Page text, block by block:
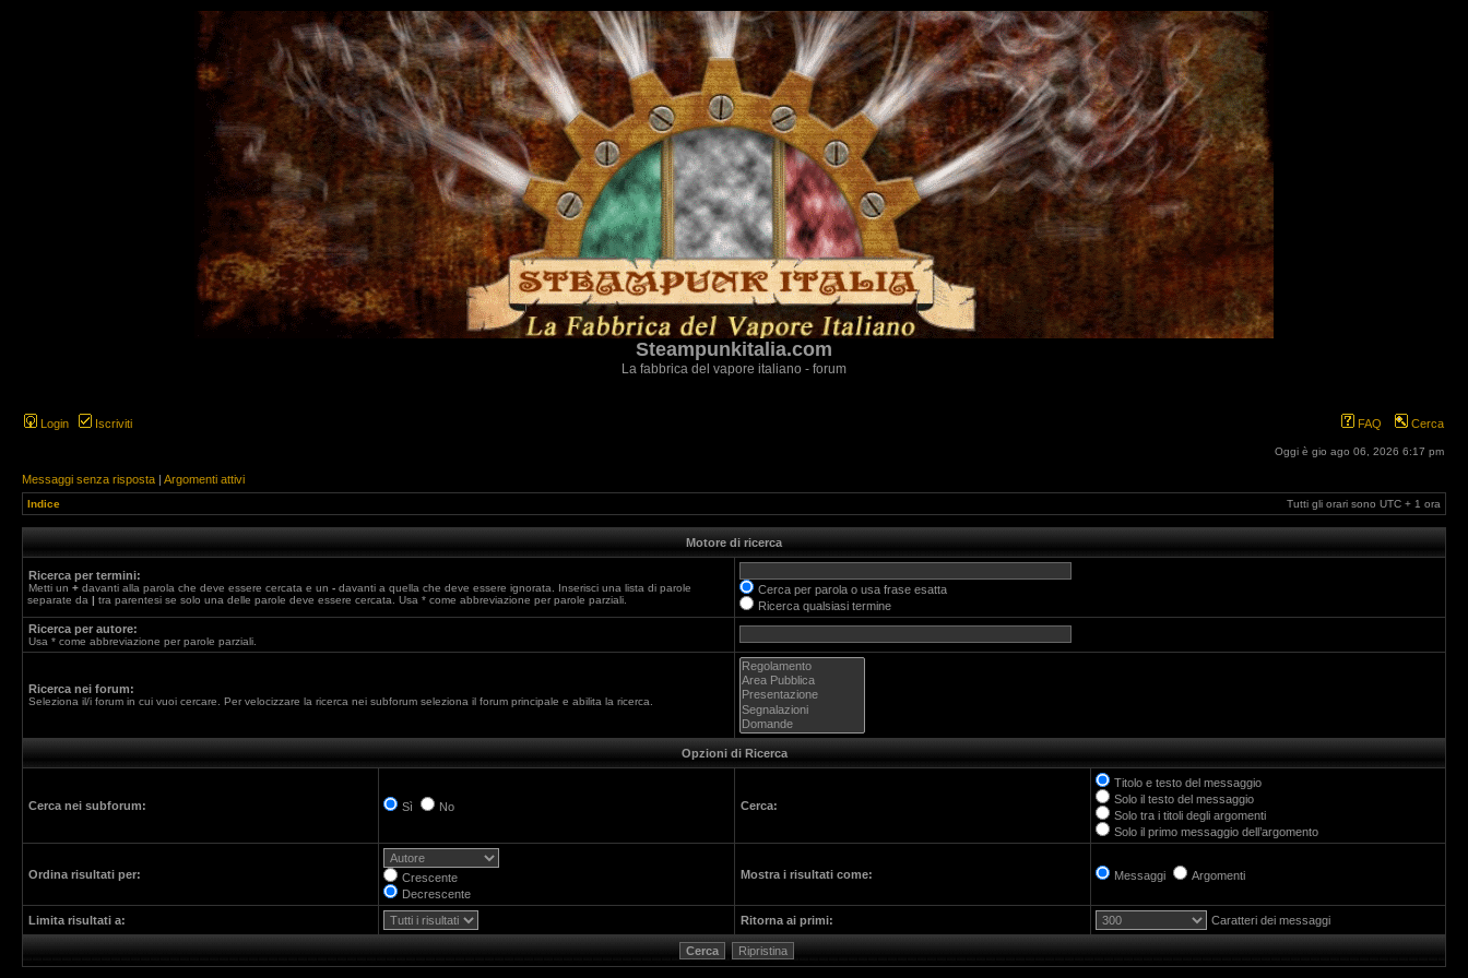
Steampunkitalia.com
La fabbrica del vapore italiano - forum
Login Iscriviti FAQ Cerca
Oggi è gio ago 06, 2026 6:17 pm
Messaggi senza risposta | Argomenti attivi
Indice Tutti gli orari sono UTC + 1 ora
Motore di ricerca
Ricerca per termini:
Metti un + davanti alla parola che deve essere cercata e un - davanti a quella che deve essere ignorata. Inserisci una lista di parole
separate da | tra parentesi se solo una delle parole deve essere cercata. Usa * come abbreviazione per parole parziali.
Cerca per parola o usa frase esatta
Ricerca qualsiasi termine
Ricerca per autore:
Usa * come abbreviazione per parole parziali.
Ricerca nei forum:
Seleziona il/i forum in cui vuoi cercare. Per velocizzare la ricerca nei subforum seleziona il forum principale e abilita la ricerca.
Opzioni di Ricerca
Cerca nei subforum: Sì No Cerca:
Titolo e testo del messaggio
Solo il testo del messaggio
Solo tra i titoli degli argomenti
Solo il primo messaggio dell’argomento
Ordina risultati per:
Crescente
Decrescente
Mostra i risultati come: Messaggi Argomenti
Limita risultati a: Ritorna ai primi: Caratteri dei messaggi